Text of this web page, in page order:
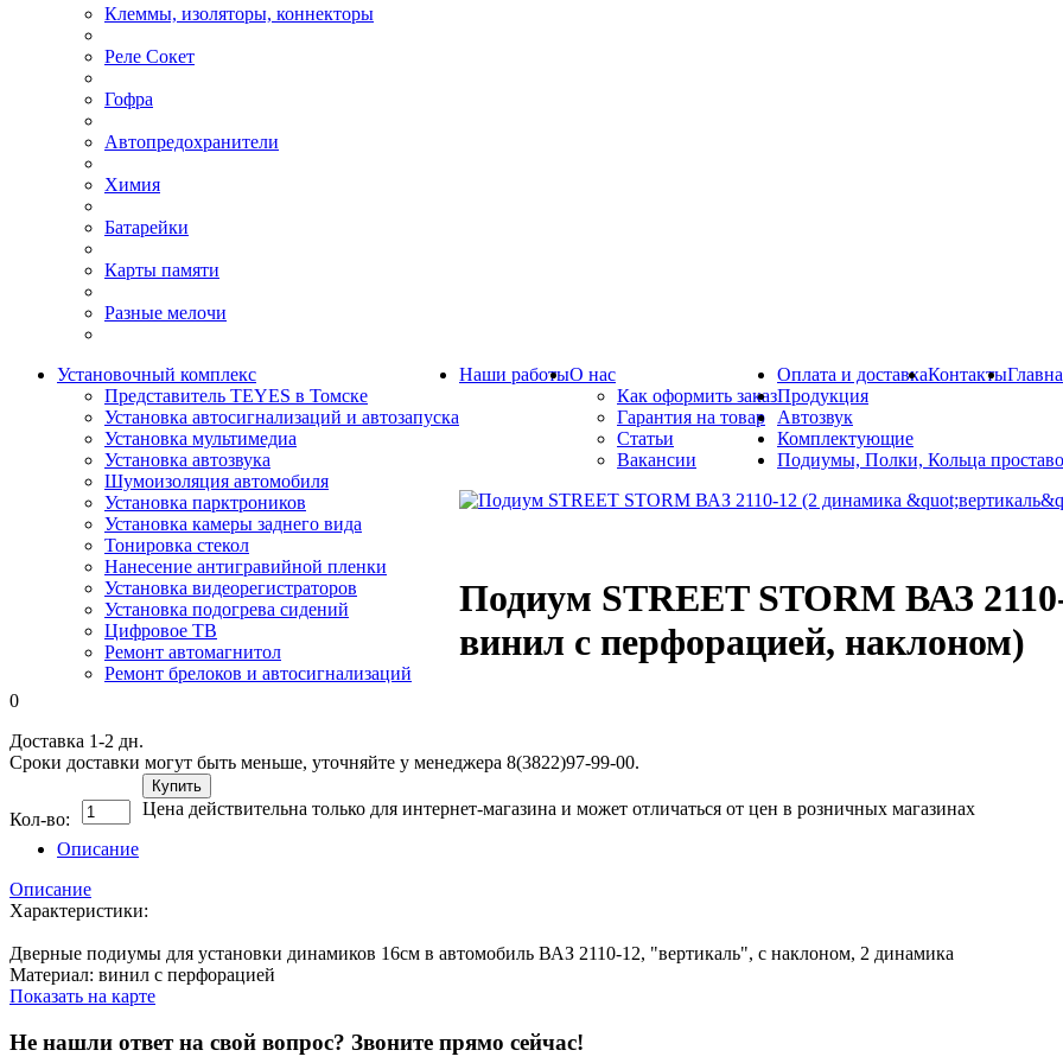
Клеммы, изоляторы, коннекторы
Реле Сокет
Гофра
Автопредохранители
Химия
Батарейки
Карты памяти
Разные мелочи
Установочный комплекс
Представитель TEYES в Томске
Установка автосигнализаций и автозапуска
Установка мультимедиа
Установка автозвука
Шумоизоляция автомобиля
Установка парктроников
Установка камеры заднего вида
Тонировка стекол
Нанесение антигравийной пленки
Установка видеорегистраторов
Установка подогрева сидений
Цифровое ТВ
Ремонт автомагнитол
Ремонт брелоков и автосигнализаций
Наши работыО нас
Как оформить заказ
Гарантия на товар
Статьи
Вакансии
Оплата и доставкаКонтакты
Продукция
Автозвук
Комплектующие
Подиумы, Полки, Кольца
Подиум STREET STORM ВАЗ
винил с перфорацией, наклоном)
0
Доставка 1-2 дн.
Сроки доставки могут быть меньше, уточняйте у менеджера 8(3822)97-99-00.
Кол-во:
Купить
Цена действительна только для интернет-магазина и может отличаться от цен в розничных магазинах
Описание
Описание
Характеристики:
Дверные подиумы для установки динамиков 16см в автомобиль ВАЗ 2110-12, "вертикаль", с наклоном, 2 динамика
Материал: винил с перфорацией
Показать на карте
Не нашли ответ на свой вопрос? Звоните прямо сейчас!